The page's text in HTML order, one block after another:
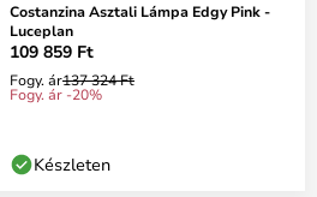
Costanzina Asztali Lámpa Edgy Pink -
Luceplan
109 859 Ft
Fogy. ár137 324 Ft
Fogy. ár -20%
Készleten